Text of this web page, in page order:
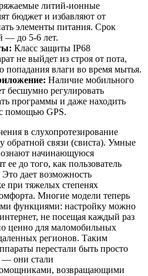
литий-ионные
бюджет и избавляют от
элементы питания. Срок
— до 5-6 лет.
Класс защиты IP68
не выйдет из строя от пота,
попадания влаги во время мытья.
Наличие мобильного
бесшумно регулировать
программы и даже находить
помощью GPS.
в слухопротезирование
обратной связи (свиста). Умные
начинающуюся
ее до того, как пользователь
дает возможность
при тяжелых степенях
Многие модели теперь
функциями: настройку можно
не посещая каждый раз
ценно для маломобильных
регионов. Таким
перестали быть просто
— они стали
возвращающими